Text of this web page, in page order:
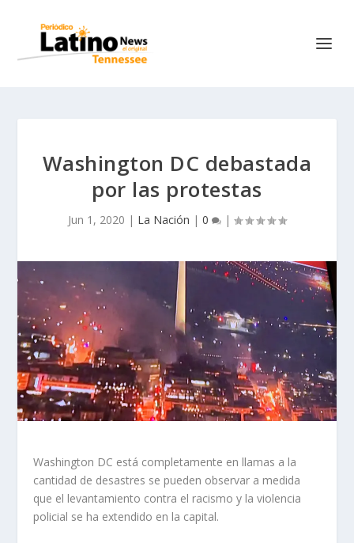
Washington DC debastada
por las protestas
Jun 1, 2020 | La Nación | 0 |
Washington DC está completamente en llamas a la
cantidad de desastres se pueden observar a medida
que el levantamiento contra el racismo y la violencia
policial se ha extendido en la capital.